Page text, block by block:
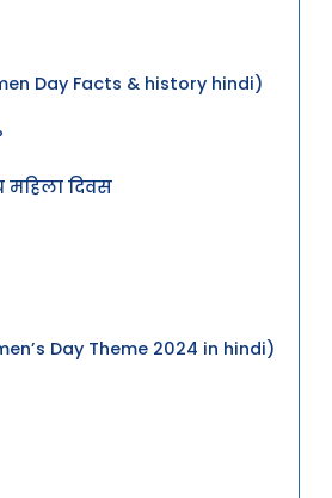
Day Facts & history hindi)
महिला दिवस
Day Theme 2024 in hindi)